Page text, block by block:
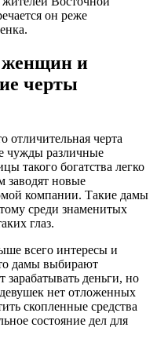
он реже
женщин и
черты
отличительная черта
чужды различные
такого богатства легко
заводят новые
компании. Такие дамы
среди знаменитых
глаз.
всего интересы и
дамы выбирают
деньги, но
нет отложенных
скопленные средства
состояние дел для